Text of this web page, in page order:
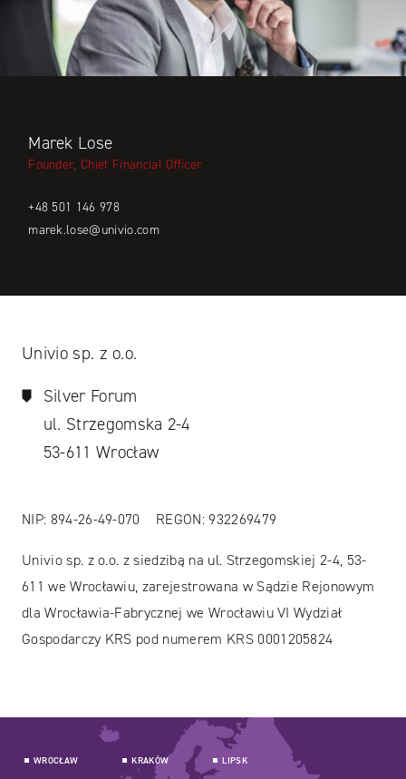
Marek Lose
Founder, Chief Financial Officer
+48 501 146 978
marek.lose@univio.com
Univio sp. z o.o.
Silver Forum
ul. Strzegomska 2-4
53-611 Wrocław
NIP: 894-26-49-070 REGON: 932269479
Univio sp. z o.o. z siedzibą na ul. Strzegomskiej 2-4, 53-
611 we Wrocławiu, zarejestrowana w Sądzie Rejonowym
dla Wrocławia-Fabrycznej we Wrocławiu VI Wydział
Gospodarczy KRS pod numerem KRS 0001205824
WROCŁAW KRAKÓW LIPSK